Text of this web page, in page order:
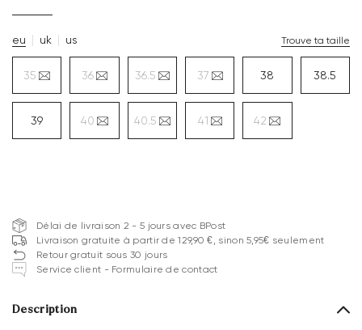
eu uk us Trouve ta taille
35 36 36.5 37 38 38.5
39 40 40.5 41 42
Délai de livraison 2 - 5 jours avec BPost
Livraison gratuite à partir de 129,90 €, sinon 5,95€ seulement
Retour gratuit sous 30 jours
Service client - Formulaire de contact
Description